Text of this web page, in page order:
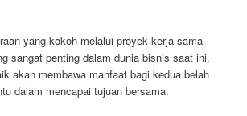
yang kokoh melalui proyek kerja sama
sangat penting dalam dunia bisnis saat ini.
akan membawa manfaat bagi kedua belah
dalam mencapai tujuan bersama.